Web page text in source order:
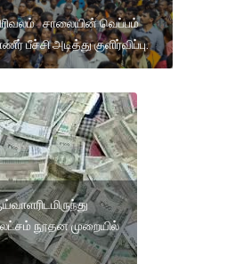
சாலையின் வெப்பம்
அடித்து குளிர்விப்பு.
லட்சம் நூதன முறையில்